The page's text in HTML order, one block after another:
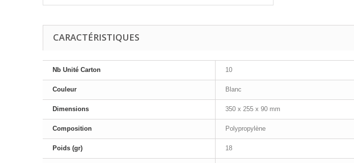
CARACTÉRISTIQUES
Nb Unité Carton 10
Couleur Blanc
Dimensions 350 x 255 x 90 mm
Composition Polypropylène
Poids (gr) 18